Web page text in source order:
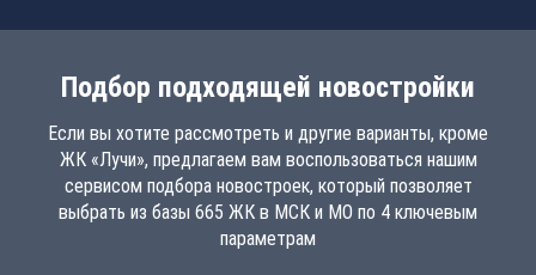
Подбор подходящей новостройки
Если вы хотите рассмотреть и другие варианты, кроме
ЖК «Лучи», предлагаем вам воспользоваться нашим
сервисом подбора новостроек, который позволяет
выбрать из базы 665 ЖК в МСК и МО по 4 ключевым
параметрам